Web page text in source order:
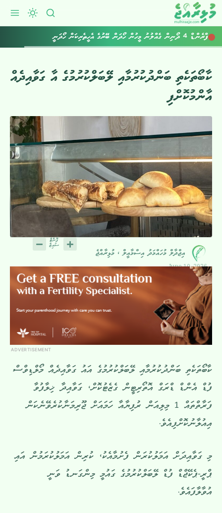
ފްރެންޑް 4 ދޯނިން ގެއްލުނު މީހުން ހޯދަން ބޭރުގެ އެހީތެރިކަން ހޯދަނީ
ކާބޯތަކެތި ބަންދުކުރުމާއި ލޭބަލްކުރުމުގެ އާ ގަވާއިދެއް
އާންމުކޮށްފި
އިޖްދާލް މުހައްމަދު އިސްމާއީލް ، މުޅިރާއްޖެ
June 10, 2026
ADVERTISEMENT
ކާބޯތަކެތި ބަންދުކުރުމާއި ލޭބަލްކުރުމުގެ އައު ގަވާއިދެއް މޯލްޑިވްސް
ފުޑް އެންޑް ޑްރަގް އޮތޯރިޓީން ގެޒެޓުކޮށް، ގަވާއިދާ ޚިލާފުވާ
ފަރާތްތައް 1 މިލިއަން ރުފިޔާއާ ހަމައަށް ޖޫރިމަނާކުރެވޭނެކަން
އިއުލާނުކޮށްފިއެވެ.
މި ގަވާއިދަށް އަމަލުކުރަން ފެށުމާއެކު، ކުރިން އަމަލުކުރަމުން އައި
ޕްރީ-ޕެކޭޖްޑް ފުޑް ލޭބަލްކުރުމުގެ ގައުމީ މިންގަނޑު ވަނީ
އުވާލާފައެވެ.